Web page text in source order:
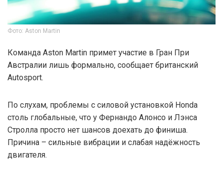
Фото: Aston Martin
Команда Aston Martin примет участие в Гран При
Австралии лишь формально, сообщает британский
Autosport.
По слухам, проблемы с силовой установкой Honda
столь глобальные, что у Фернандо Алонсо и Лэнса
Стролла просто нет шансов доехать до финиша.
Причина – сильные вибрации и слабая надёжность
двигателя.